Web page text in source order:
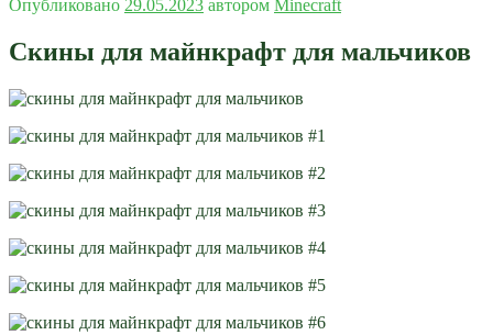
Опубликовано 29.05.2023 автором Minecraft
Скины для майнкрафт для мальчиков